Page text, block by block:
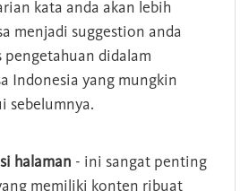
kata anda akan lebih
menjadi suggestion anda
pengetahuan didalam
Indonesia yang mungkin
sebelumnya.
halaman - ini sangat penting
memiliki konten ribuat